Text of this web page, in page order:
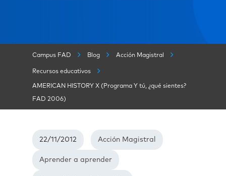
Campus FAD Blog Acción Magistral
Recursos educativos
AMERICAN HISTORY X (Programa Y tú, ¿qué sientes?
FAD 2006)
22/11/2012 Acción Magistral
Aprender a aprender